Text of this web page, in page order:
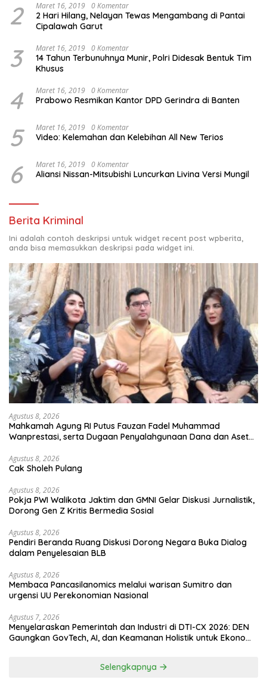
2 Maret 16, 2019 0 Komentar
2 Hari Hilang, Nelayan Tewas Mengambang di Pantai
Cipalawah Garut
3 Maret 16, 2019 0 Komentar
14 Tahun Terbunuhnya Munir, Polri Didesak Bentuk Tim
Khusus
4 Maret 16, 2019 0 Komentar
Prabowo Resmikan Kantor DPD Gerindra di Banten
5 Maret 16, 2019 0 Komentar
Video: Kelemahan dan Kelebihan All New Terios
6 Maret 16, 2019 0 Komentar
Aliansi Nissan-Mitsubishi Luncurkan Livina Versi Mungil
Berita Kriminal
Ini adalah contoh deskripsi untuk widget recent post wpberita,
anda bisa memasukkan deskripsi pada widget ini.
Agustus 8, 2026
Mahkamah Agung RI Putus Fauzan Fadel Muhammad
Wanprestasi, serta Dugaan Penyalahgunaan Dana dan Aset
Agustus 8, 2026
Cak Sholeh Pulang
Agustus 8, 2026
Pokja PWI Walikota Jaktim dan GMNI Gelar Diskusi Jurnalistik,
Dorong Gen Z Kritis Bermedia Sosial
Agustus 8, 2026
Pendiri Beranda Ruang Diskusi Dorong Negara Buka Dialog
dalam Penyelesaian BLB
Agustus 8, 2026
Membaca Pancasilanomics melalui warisan Sumitro dan
urgensi UU Perekonomian Nasional
Agustus 7, 2026
Menyelaraskan Pemerintah dan Industri di DTI-CX 2026: DEN
Gaungkan GovTech, AI, dan Keamanan Holistik untuk Ekonomi
Selengkapnya